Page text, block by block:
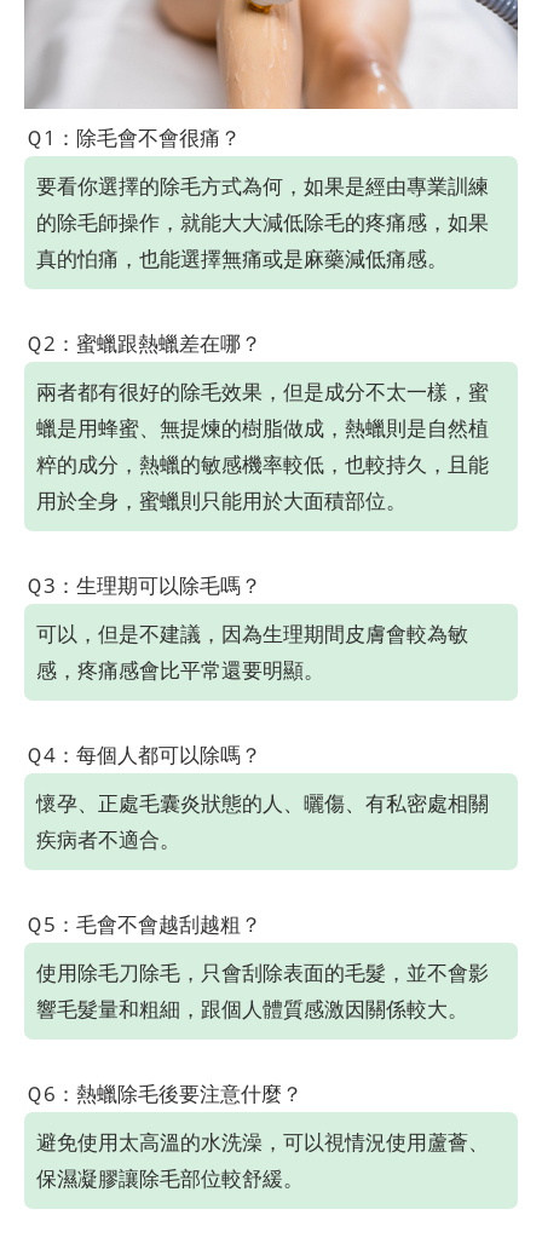
Ｑ1：除毛會不會很痛？
要看你選擇的除毛方式為何，如果是經由專業訓練
的除毛師操作，就能大大減低除毛的疼痛感，如果
真的怕痛，也能選擇無痛或是麻藥減低痛感。
Ｑ2：蜜蠟跟熱蠟差在哪？
兩者都有很好的除毛效果，但是成分不太一樣，蜜
蠟是用蜂蜜、無提煉的樹脂做成，熱蠟則是自然植
粹的成分，熱蠟的敏感機率較低，也較持久，且能
用於全身，蜜蠟則只能用於大面積部位。
Ｑ3：生理期可以除毛嗎？
可以，但是不建議，因為生理期間皮膚會較為敏
感，疼痛感會比平常還要明顯。
Ｑ4：每個人都可以除嗎？
懷孕、正處毛囊炎狀態的人、曬傷、有私密處相關
疾病者不適合。
Ｑ5：毛會不會越刮越粗？
使用除毛刀除毛，只會刮除表面的毛髮，並不會影
響毛髮量和粗細，跟個人體質感激因關係較大。
Ｑ6：熱蠟除毛後要注意什麼？
避免使用太高溫的水洗澡，可以視情況使用蘆薈、
保濕凝膠讓除毛部位較舒緩。